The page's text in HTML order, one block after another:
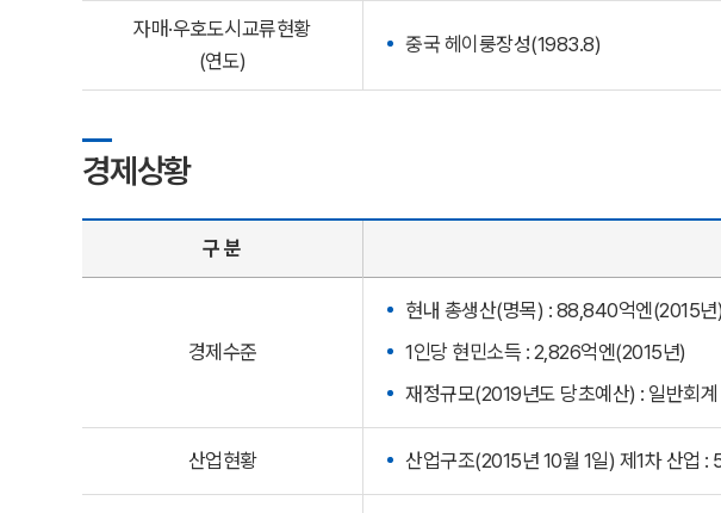
자매·우호도시교류현황
(연도)
중국 헤이룽장성(1983.8)
경제상황
구 분
경제수준
현내 총생산(명목) : 88,840억엔(2015
1인당 현민소득 : 2,826억엔(2015년)
재정규모(2019년도 당초예산) : 일반회
산업현황 산업구조(2015년 10월 1일) 제1차 산업